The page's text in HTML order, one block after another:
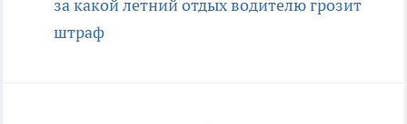
за какой летний отдых водителю грозит
штраф